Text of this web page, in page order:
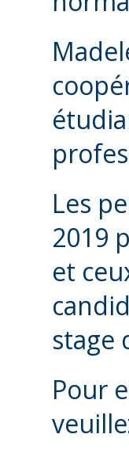
Les
2019
et
stage
Pour